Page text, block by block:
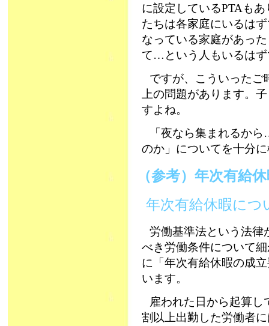
に設定しているPTAも
たちは各家庭にいるは
なっている家庭があっ
て…という人もいるは
ですが、こういったご
上の問題があります。
すよね。
「夜なら集まれるか
のか」についてを十分
（参考）年次有
年次有給休暇につ
労働基準法という法律
べき労働条件について
に「年次有給休暇の成
います。
雇われた日から起算
割以上出勤した労働者